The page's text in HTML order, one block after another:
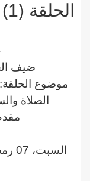
الحلقة (1) – الوعد والبشرى –
ضيف
موضوع
الصلاة